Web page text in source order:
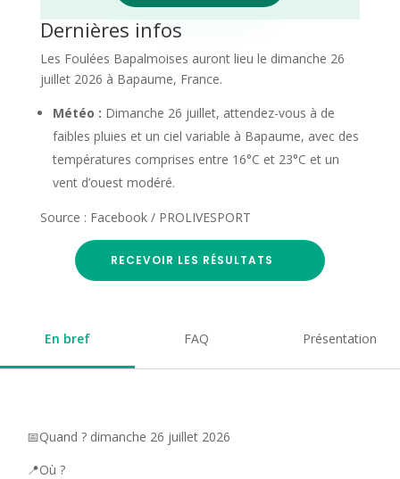
Dernières infos
Les Foulées Bapalmoises auront lieu le dimanche 26
juillet 2026 à Bapaume, France.
Météo : Dimanche 26 juillet, attendez-vous à de
faibles pluies et un ciel variable à Bapaume, avec des
températures comprises entre 16°C et 23°C et un
vent d’ouest modéré.
Source : Facebook / PROLIVESPORT
RECEVOIR LES RÉSULTATS
En bref FAQ Présentation
📅Quand ? dimanche 26 juillet 2026
📍Où ?